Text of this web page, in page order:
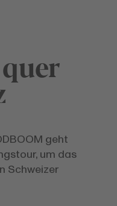
geht
um das
Schweizer